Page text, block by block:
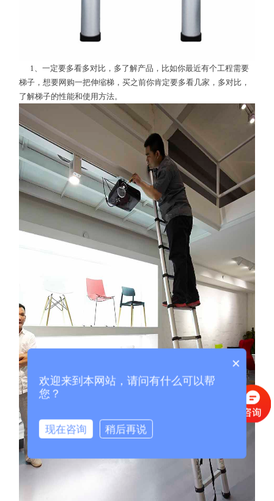
1、一定要多看多对比，多了解产品，比如你最近有个工程需要
梯子，想要网购一把伸缩梯，买之前你肯定要多看几家，多对比，
了解梯子的性能和使用方法。
×
欢迎来到本网站，请问有什么可以帮
您？
现在咨询 稍后再说